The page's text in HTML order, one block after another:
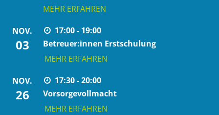
MEHR ERFAHREN
NOV.
03
17:00 - 19:00
Betreuer:innen Erstschulung
MEHR ERFAHREN
NOV.
26
17:30 - 20:00
Vorsorgevollmacht
MEHR ERFAHREN